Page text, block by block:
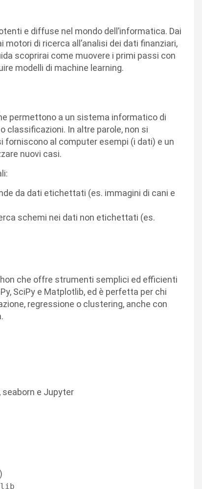
e diffuse nel mondo dell’informatica. Dai
di ricerca all’analisi dei dati finanziari,
scoprirai come muovere i primi passi con
modelli di machine learning.
permettono a un sistema informatico di
classificazioni. In altre parole, non si
forniscono al computer esempi (i dati) e un
nuovi casi.
da dati etichettati (es. immagini di cani e
schemi nei dati non etichettati (es.
che offre strumenti semplici ed efficienti
SciPy e Matplotlib, ed è perfetta per chi
regressione o clustering, anche con
e Jupyter